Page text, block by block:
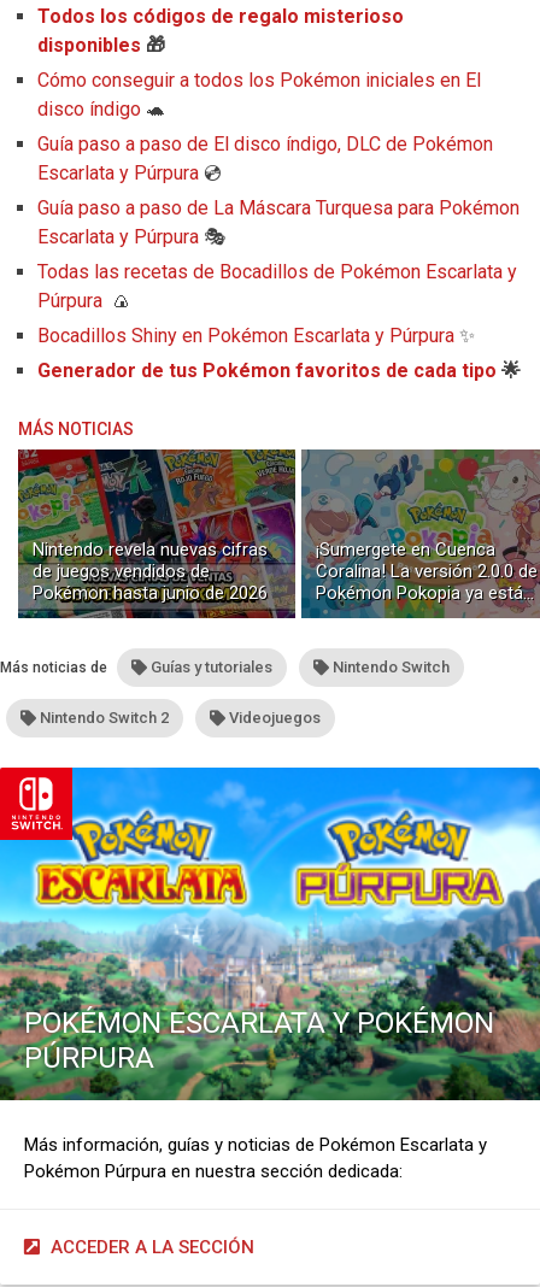
Todos los códigos de regalo misterioso
disponibles 🎁
Cómo conseguir a todos los Pokémon iniciales en El
disco índigo 🐢
Guía paso a paso de El disco índigo, DLC de Pokémon
Escarlata y Púrpura 💿
Guía paso a paso de La Máscara Turquesa para Pokémon
Escarlata y Púrpura 🎭
Todas las recetas de Bocadillos de Pokémon Escarlata y
Púrpura 🍙
Bocadillos Shiny en Pokémon Escarlata y Púrpura ✨
Generador de tus Pokémon favoritos de cada tipo 🌟
MÁS NOTICIAS
Nintendo revela nuevas cifras
de juegos vendidos de
Pokémon hasta junio de 2026
¡Sumergete en Cuenca
Coralina! La versión 2.0.0 de
Pokémon Pokopia ya está
disponible con buceo y
Más noticias de Guías y tutoriales Nintendo Switch
Nintendo Switch 2 Videojuegos
POKÉMON ESCARLATA Y POKÉMON
PÚRPURA
Más información, guías y noticias de Pokémon Escarlata y
Pokémon Púrpura en nuestra sección dedicada:
ACCEDER A LA SECCIÓN